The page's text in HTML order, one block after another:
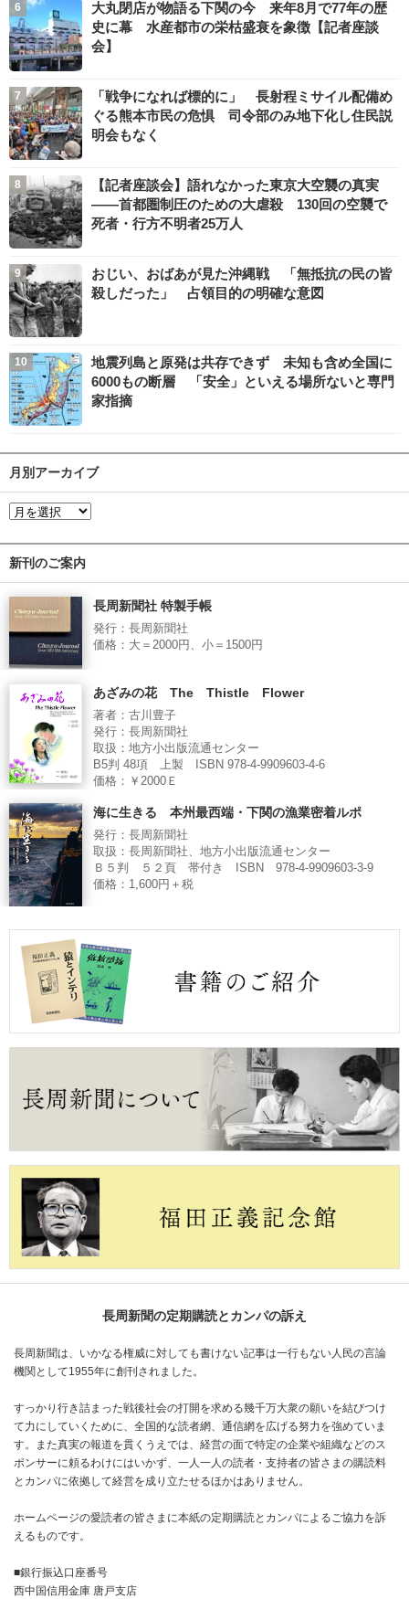
大丸閉店が物語る下関の今 来年8月で77年の歴
史に幕 水産都市の栄枯盛衰を象徴【記者座談
会】
「戦争になれば標的に」 長射程ミサイル配備め
ぐる熊本市民の危惧 司令部のみ地下化し住民説
明会もなく
【記者座談会】語れなかった東京大空襲の真実
――首都圏制圧のための大虐殺 130回の空襲で
死者・行方不明者25万人
おじい、おばあが見た沖縄戦 「無抵抗の民の皆
殺しだった」 占領目的の明確な意図
地震列島と原発は共存できず 未知も含め全国に
6000もの断層 「安全」といえる場所ないと専門
家指摘
月別アーカイブ
新刊のご案内
長周新聞社 特製手帳
発行：長周新聞社
価格：大＝2000円、小＝1500円
あざみの花 The Thistle Flower
著者：古川豊子
発行：長周新聞社
取扱：地方小出版流通センター
B5判 48項 上製 ISBN 978-4-9909603-4-6
価格：￥2000Ｅ
海に生きる 本州最西端・下関の漁業密着ルポ
発行：長周新聞社
取扱：長周新聞社、地方小出版流通センター
Ｂ５判 ５２頁 帯付き ISBN 978-4-9909603-3-9
価格：1,600円＋税
長周新聞の定期購読とカンパの訴え
長周新聞は、いかなる権威に対しても書けない記事は一行もない人民の言論
機関として1955年に創刊されました。
すっかり行き詰まった戦後社会の打開を求める幾千万大衆の願いを結びつけ
て力にしていくために、全国的な読者網、通信網を広げる努力を強めていま
す。また真実の報道を貫くうえでは、経営の面で特定の企業や組織などのス
ポンサーに頼るわけにはいかず、一人一人の読者・支持者の皆さまの購読料
とカンパに依拠して経営を成り立たせるほかはありません。
ホームページの愛読者の皆さまに本紙の定期購読とカンパによるご協力を訴
えるものです。
■銀行振込口座番号
西中国信用金庫 唐戸支店